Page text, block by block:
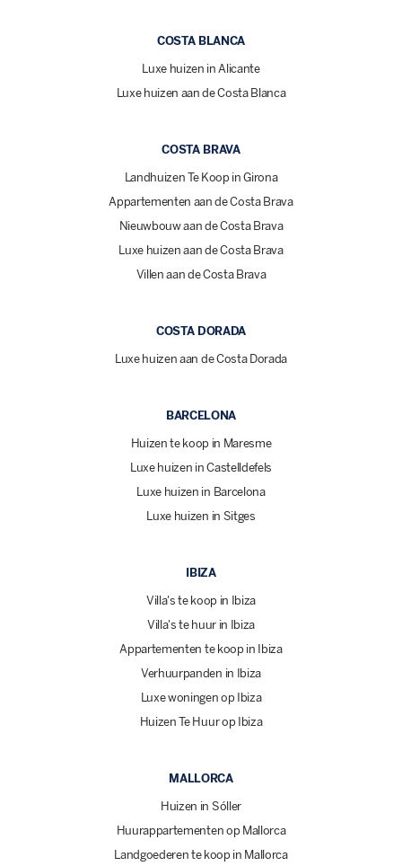
COSTA BLANCA
Luxe huizen in Alicante
Luxe huizen aan de Costa Blanca
COSTA BRAVA
Landhuizen Te Koop in Girona
Appartementen aan de Costa Brava
Nieuwbouw aan de Costa Brava
Luxe huizen aan de Costa Brava
Villen aan de Costa Brava
COSTA DORADA
Luxe huizen aan de Costa Dorada
BARCELONA
Huizen te koop in Maresme
Luxe huizen in Castelldefels
Luxe huizen in Barcelona
Luxe huizen in Sitges
IBIZA
Villa's te koop in Ibiza
Villa's te huur in Ibiza
Appartementen te koop in Ibiza
Verhuurpanden in Ibiza
Luxe woningen op Ibiza
Huizen Te Huur op Ibiza
MALLORCA
Huizen in Sóller
Huurappartementen op Mallorca
Landgoederen te koop in Mallorca